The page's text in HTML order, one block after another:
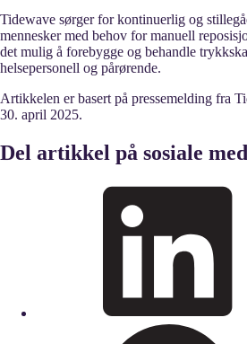
Tidewave sørger for kontinuerlig og
mennesker med behov for manuell
det mulig å forebygge og behandle
helsepersonell og pårørende.
Artikkelen er basert på pressemelding fra
30. april 2025.
Del artikkel på sosiale